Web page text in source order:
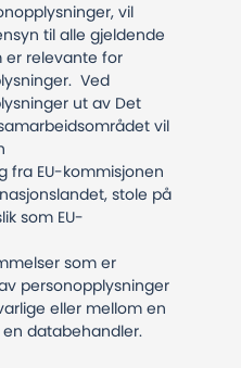
vil
til alle gjeldende
er relevante for
Ved
ut av Det
vil
fra EU-kommisjonen
stole på
som EU-
som er
personopplysninger
eller mellom en
databehandler.